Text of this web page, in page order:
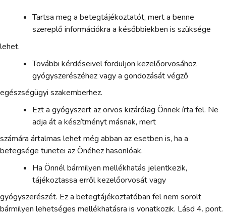
Tartsa meg a betegtájékoztatót, mert a benne
szereplő információkra a későbbiekben is szüksége
lehet.
További kérdéseivel forduljon kezelőorvosához,
gyógyszerészéhez vagy a gondozását végző
egészségügyi szakemberhez.
Ezt a gyógyszert az orvos kizárólag Önnek írta fel. Ne
adja át a készítményt másnak, mert
számára ártalmas lehet még abban az esetben is, ha a
betegsége tünetei az Önéhez hasonlóak.
Ha Önnél bármilyen mellékhatás jelentkezik,
tájékoztassa erről kezelőorvosát vagy
gyógyszerészét. Ez a betegtájékoztatóban fel nem sorolt
bármilyen lehetséges mellékhatásra is vonatkozik. Lásd 4. pont.